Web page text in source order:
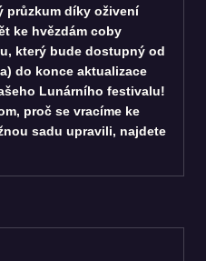
průzkum díky oživení
ke hvězdám coby
který bude dostupný od
do konce aktualizace
Lunárního festivalu!
proč se vracíme ke
sadu upravili, najdete